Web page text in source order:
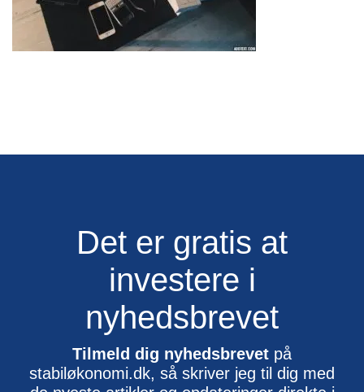
Det er gratis at
investere i
nyhedsbrevet
Tilmeld dig nyhedsbrevet på
stabiløkonomi.dk, så skriver jeg til dig med